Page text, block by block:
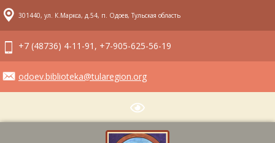
301440, ул. К.Маркса, д.54, п. Одоев, Тульская область
+7 (48736) 4-11-91, +7-905-625-56-19
odoev.biblioteka@tularegion.org